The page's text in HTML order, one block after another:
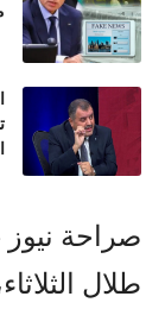
صراحة
طلال